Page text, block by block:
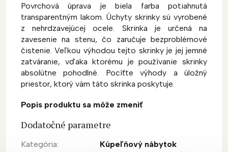
Povrchová úprava je biela farba potiahnutá
transparentným lakom. Úchyty skrinky sú vyrobené
z nehrdzavejúcej ocele. Skrinka je určená na
zavesenie na stenu, čo zaručuje bezproblémové
čistenie. Veľkou výhodou tejto skrinky je jej jemné
zatváranie, vďaka ktorému je používanie skrinky
absolútne pohodlné. Pocíťte výhody a úložný
priestor, ktorý vám táto skrinka poskytuje.
Popis produktu sa môže zmeniť
Dodatočné parametre
Kategória:
Kúpeľňový nábytok